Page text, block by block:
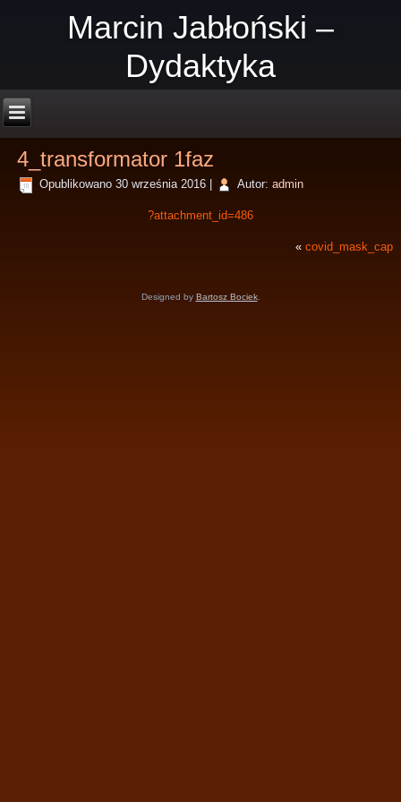
Marcin Jabłoński –
Dydaktyka
4_transformator 1faz
Opublikowano 30 września 2016 Autor: admin
?attachment_id=486
« covid_mask_cap
Designed by Bartosz Bociek.